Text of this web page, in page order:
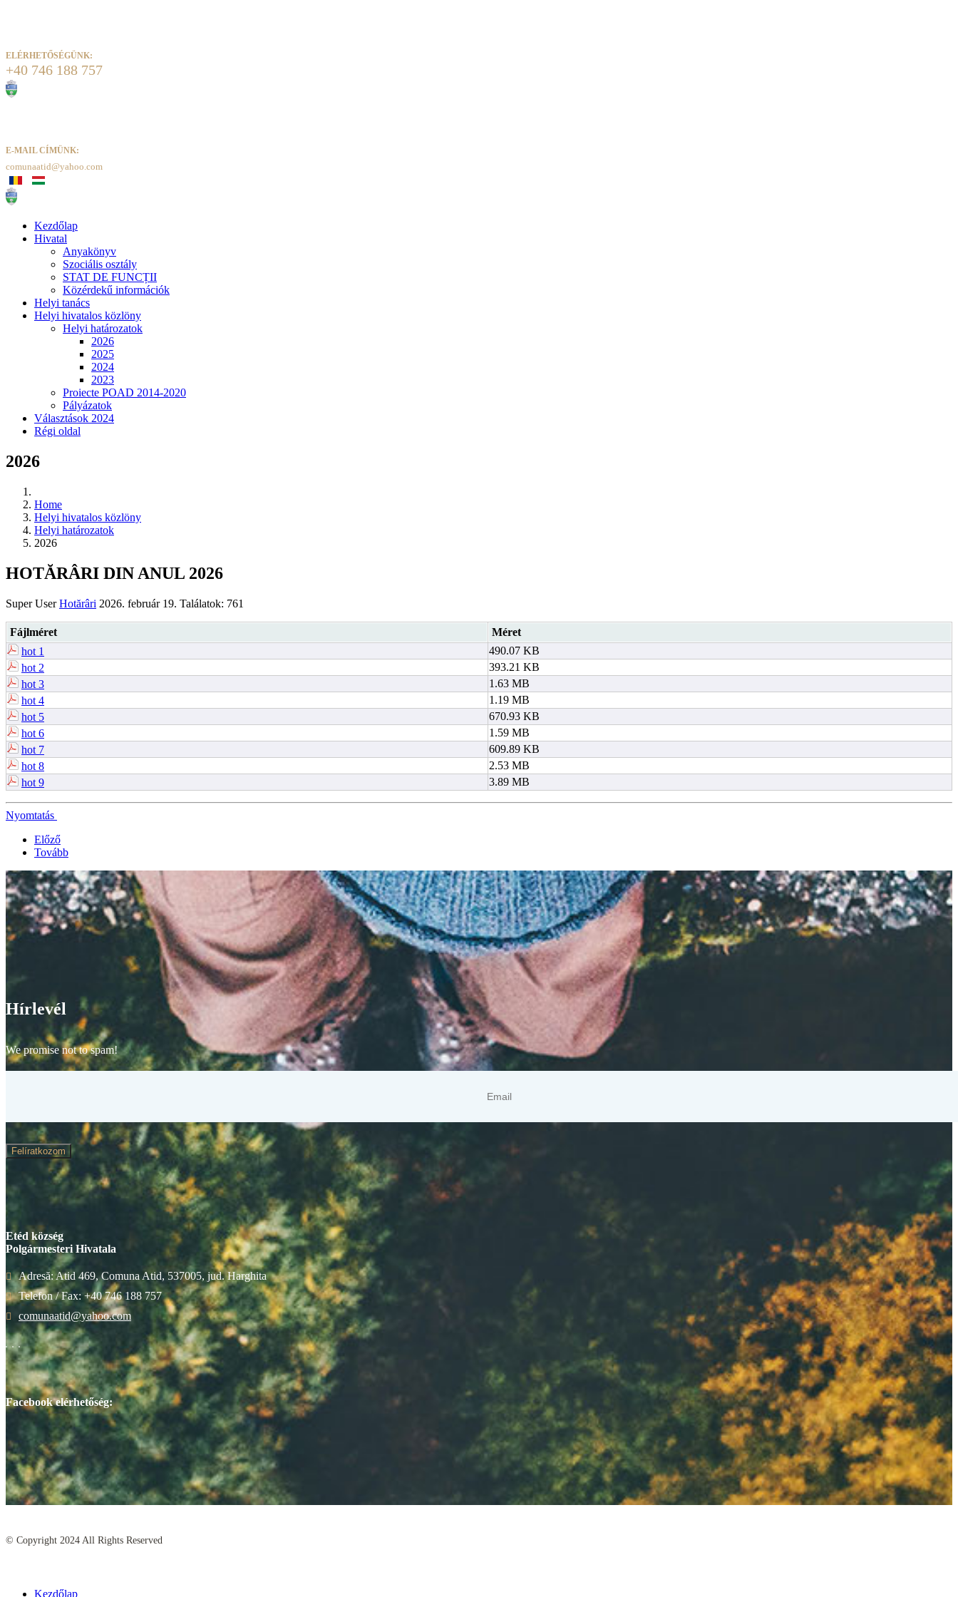
ELÉRHETŐSÉGÜNK:
+40 746 188 757
E-MAIL CÍMÜNK:
comunaatid@yahoo.com
Kezdőlap
Hivatal
Anyakönyv
Szociális osztály
STAT DE FUNCȚII
Közérdekű információk
Helyi tanács
Helyi hivatalos közlöny
Helyi határozatok
2026
2025
2024
2023
Proiecte POAD 2014-2020
Pályázatok
Választások 2024
Régi oldal
2026
Home
Helyi hivatalos közlöny
Helyi határozatok
2026
HOTĂRÂRI DIN ANUL 2026
Super User Hotărâri 2026. február 19. Találatok: 761
Fájlméret
Méret
hot 1
490.07 KB
hot 2
393.21 KB
hot 3
1.63 MB
hot 4
1.19 MB
hot 5
670.93 KB
hot 6
1.59 MB
hot 7
609.89 KB
hot 8
2.53 MB
hot 9
3.89 MB
Nyomtatás
Előző
Tovább
Hírlevél
We promise not to spam!
Felíratkozom
Etéd község
Polgármesteri Hivatala
Adresă: Atid 469, Comuna Atid, 537005, jud. Harghita
Telefon / Fax: +40 746 188 757
comunaatid@yahoo.com
Facebook elérhetőség:
© Copyright 2024 All Rights Reserved
Kezdőlap